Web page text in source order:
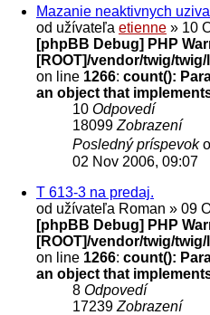
Mazanie neaktivnych
od užívateľa etienne » 10
[phpBB Debug] PHP
[ROOT]/vendor/twig/
on line 1266: count():
an object that
10 Odpovedí
18099 Zobrazení
Posledný príspevok
02 Nov 2006, 09:07
T 613-3 na predaj.
od užívateľa Roman » 09
[phpBB Debug] PHP
[ROOT]/vendor/twig/
on line 1266: count():
an object that
8 Odpovedí
17239 Zobrazení